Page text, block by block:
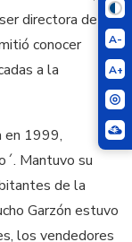
A-
A+
directora de la
conocer
a la
en 1999,
Mantuvo su
de la
Garzón estuvo
los vendedores